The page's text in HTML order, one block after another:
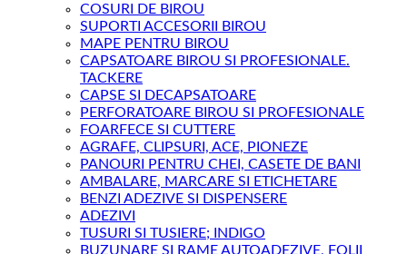
COSURI DE BIROU
SUPORTI ACCESORII BIROU
MAPE PENTRU BIROU
CAPSATOARE BIROU SI PROFESIONALE.
TACKERE
CAPSE SI DECAPSATOARE
PERFORATOARE BIROU SI PROFESIONALE
FOARFECE SI CUTTERE
AGRAFE, CLIPSURI, ACE, PIONEZE
PANOURI PENTRU CHEI, CASETE DE BANI
AMBALARE, MARCARE SI ETICHETARE
BENZI ADEZIVE SI DISPENSERE
ADEZIVI
TUSURI SI TUSIERE; INDIGO
BUZUNARE SI RAME AUTOADEZIVE, FOLII